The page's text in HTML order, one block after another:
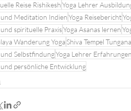
Reise RishikeshYoga Lehrer
und Meditation IndienYoga Reisebericht
und spirituelle PraxisYoga Asanas lernen
Wanderung Yoga Shiva Tempel
und SelbstfindungYoga Lehrer Erfahrungen
und persönliche Entwicklung